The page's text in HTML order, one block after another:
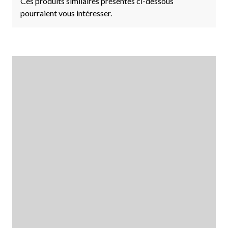
pourraient vous intéresser.